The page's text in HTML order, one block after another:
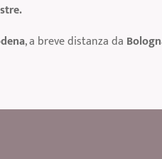
, a breve distanza da